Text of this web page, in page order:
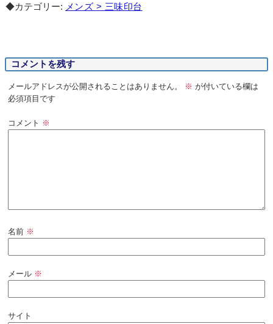
◆カテゴリー: メンズ > 三味印台
コメントを残す
メールアドレスが公開されることはありません。 ※ が付いている欄は
必須項目です
コメント ※
名前 ※
メール ※
サイト